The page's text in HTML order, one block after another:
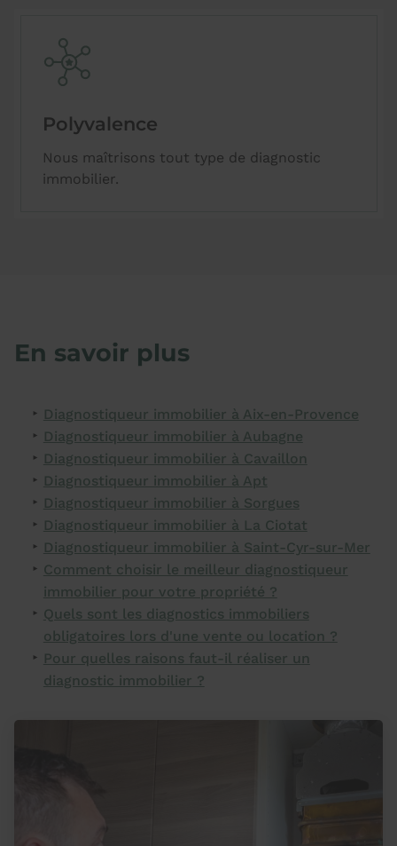
Polyvalence
Nous maîtrisons tout type de diagnostic
immobilier.
En savoir plus
Diagnostiqueur immobilier à Aix-en-Provence
Diagnostiqueur immobilier à Aubagne
Diagnostiqueur immobilier à Cavaillon
Diagnostiqueur immobilier à Apt
Diagnostiqueur immobilier à Sorgues
Diagnostiqueur immobilier à La Ciotat
Diagnostiqueur immobilier à Saint-Cyr-sur-Mer
Comment choisir le meilleur diagnostiqueur
immobilier pour votre propriété ?
Quels sont les diagnostics immobiliers
obligatoires lors d'une vente ou location ?
Pour quelles raisons faut-il réaliser un
diagnostic immobilier ?